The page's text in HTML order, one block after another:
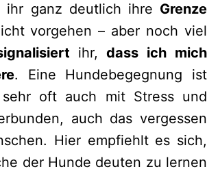
ihr ganz deutlich ihre Grenze
vorgehen – aber noch viel
ihr,dass ich mich
. Eine Hundebegegnung ist
oft auch mit Stress und
auch das vergessen
Hier empfiehlt es sich,
der Hunde deuten zu lernen